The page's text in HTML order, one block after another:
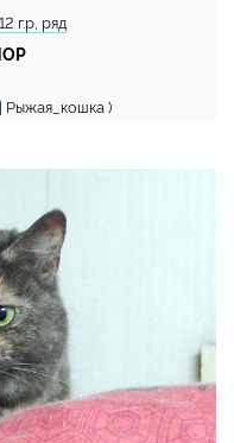
г.р, ряд
Рыжая_кошка )